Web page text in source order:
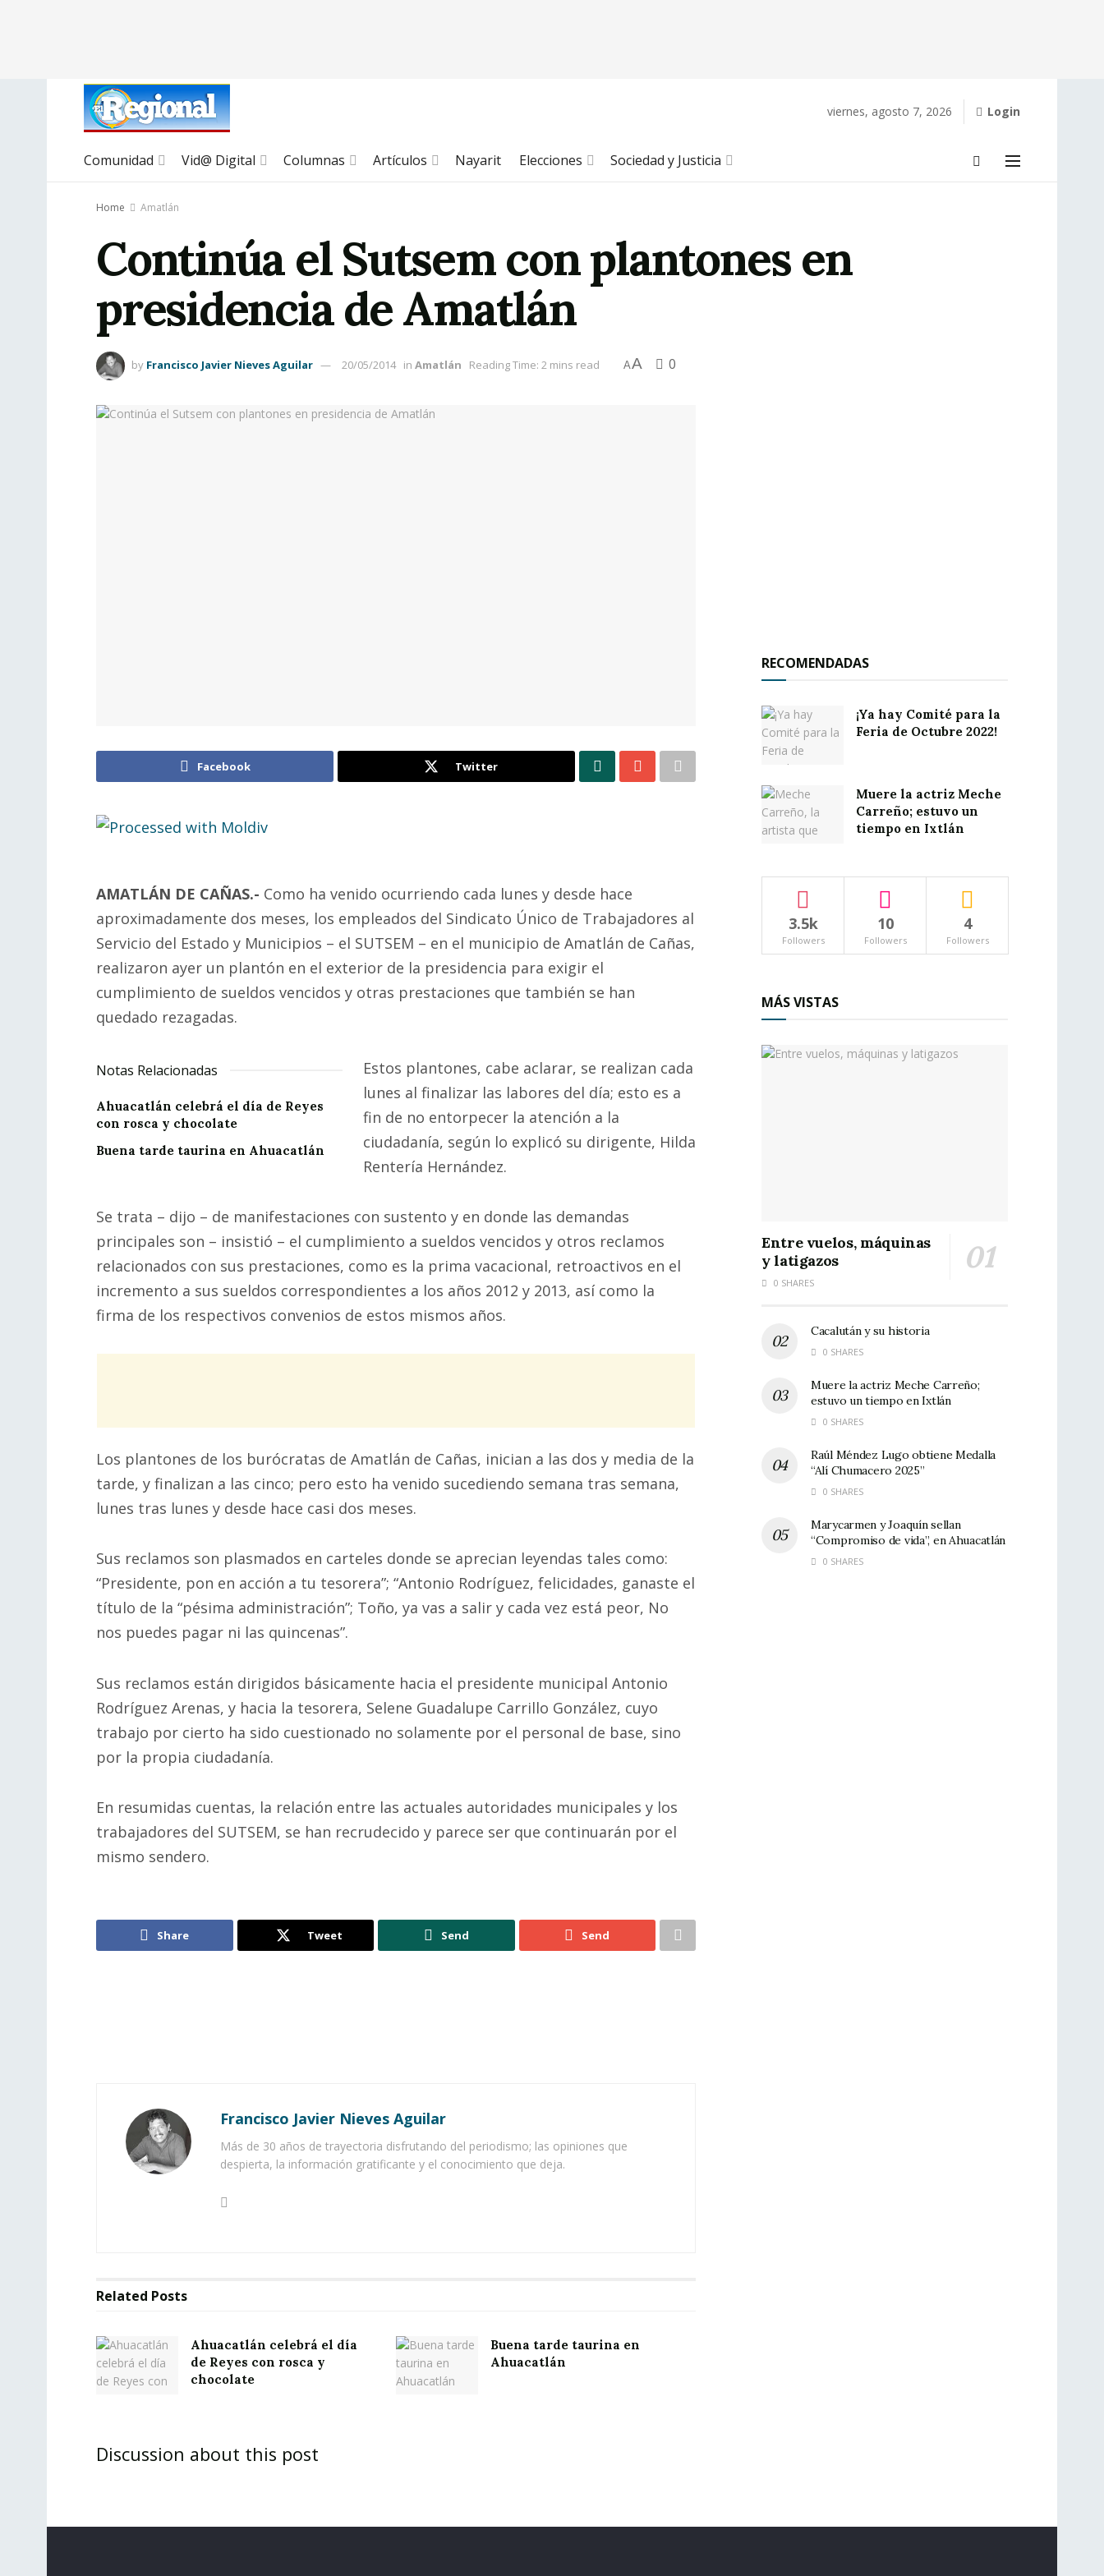
viernes, agosto 7, 2026 Login
Comunidad Vid@ Digital Columnas Artículos Nayarit Elecciones Sociedad y Justicia
Home Amatlán
Continúa el Sutsem con plantones en
presidencia de Amatlán
by Francisco Javier Nieves Aguilar 20/05/2014 in Amatlán Reading Time: 2 mins read AA 0
Facebook Twitter
AMATLÁN DE CAÑAS.- Como ha venido ocurriendo cada lunes y desde hace
aproximadamente dos meses, los empleados del Sindicato Único de Trabajadores al
Servicio del Estado y Municipios – el SUTSEM – en el municipio de Amatlán de Cañas,
realizaron ayer un plantón en el exterior de la presidencia para exigir el
cumplimiento de sueldos vencidos y otras prestaciones que también se han
quedado rezagadas.
Notas Relacionadas
Ahuacatlán celebrá el día de Reyes
con rosca y chocolate
Buena tarde taurina en Ahuacatlán
Estos plantones, cabe aclarar, se realizan cada
lunes al finalizar las labores del día; esto es a
fin de no entorpecer la atención a la
ciudadanía, según lo explicó su dirigente, Hilda
Rentería Hernández.
Se trata – dijo – de manifestaciones con sustento y en donde las demandas
principales son – insistió – el cumplimiento a sueldos vencidos y otros reclamos
relacionados con sus prestaciones, como es la prima vacacional, retroactivos en el
incremento a sus sueldos correspondientes a los años 2012 y 2013, así como la
firma de los respectivos convenios de estos mismos años.
Los plantones de los burócratas de Amatlán de Cañas, inician a las dos y media de la
tarde, y finalizan a las cinco; pero esto ha venido sucediendo semana tras semana,
lunes tras lunes y desde hace casi dos meses.
Sus reclamos son plasmados en carteles donde se aprecian leyendas tales como:
“Presidente, pon en acción a tu tesorera”; “Antonio Rodríguez, felicidades, ganaste el
título de la “pésima administración”; Toño, ya vas a salir y cada vez está peor, No
nos puedes pagar ni las quincenas”.
Sus reclamos están dirigidos básicamente hacia el presidente municipal Antonio
Rodríguez Arenas, y hacia la tesorera, Selene Guadalupe Carrillo González, cuyo
trabajo por cierto ha sido cuestionado no solamente por el personal de base, sino
por la propia ciudadanía.
En resumidas cuentas, la relación entre las actuales autoridades municipales y los
trabajadores del SUTSEM, se han recrudecido y parece ser que continuarán por el
mismo sendero.
Share Tweet Send Send
Francisco Javier Nieves Aguilar
Más de 30 años de trayectoria disfrutando del periodismo; las opiniones que
despierta, la información gratificante y el conocimiento que deja.
Related Posts
Ahuacatlán celebrá el día
de Reyes con rosca y
chocolate
Buena tarde taurina en
Ahuacatlán
Discussion about this post
RECOMENDADAS
¡Ya hay Comité para la
Feria de Octubre 2022!
Muere la actriz Meche
Carreño; estuvo un
tiempo en Ixtlán
3.5k
Followers
10
Followers
4
Followers
MÁS VISTAS
Entre vuelos, máquinas
y latigazos
0 SHARES
Cacalután y su historia
0 SHARES
Muere la actriz Meche Carreño;
estuvo un tiempo en Ixtlán
0 SHARES
Raúl Méndez Lugo obtiene Medalla
“Alí Chumacero 2025”
0 SHARES
Marycarmen y Joaquín sellan
“Compromiso de vida”, en Ahuacatlán
0 SHARES